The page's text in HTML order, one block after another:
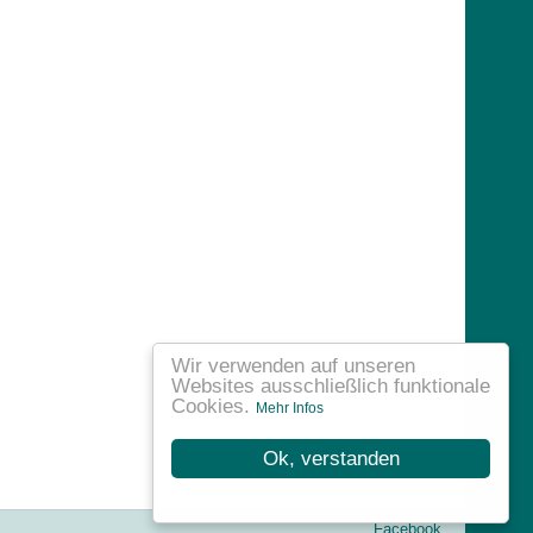
Ok, verstanden
Wir verwenden auf unseren
Websites ausschließlich funktionale
Cookies.
Mehr Infos
Facebook